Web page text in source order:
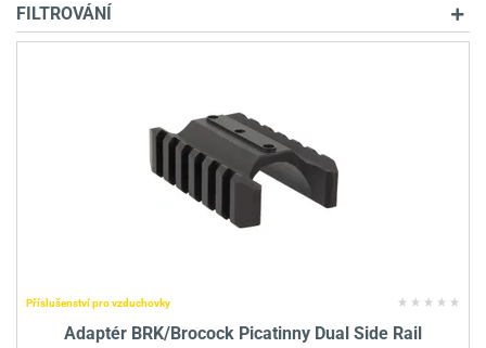
KONTAKTY
FILTROVÁNÍ
Příslušenství pro vzduchovky
Adaptér BRK/Brocock Picatinny Dual Side Rail